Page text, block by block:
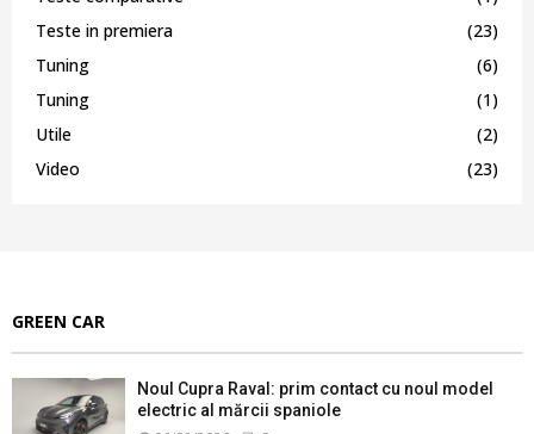
Teste in premiera
(23)
Tuning
(6)
Tuning
(1)
Utile
(2)
Video
(23)
GREEN CAR
Noul Cupra Raval: prim contact cu noul model
electric al mărcii spaniole